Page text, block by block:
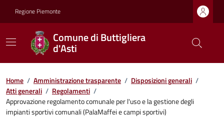
Regione Piemonte
Comune di Buttigliera
d'Asti
Home / Amministrazione trasparente / Disposizioni generali /
Atti generali / Regolamenti /
Approvazione regolamento comunale per l'uso e la gestione degli
impianti sportivi comunali (PalaMaffei e campi sportivi)